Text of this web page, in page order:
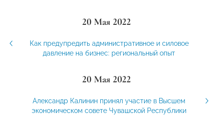
20 Мая 2022
Как предупредить административное и силовое
давление на бизнес: региональный опыт
20 Мая 2022
Александр Калинин принял участие в Высшем
экономическом совете Чувашской Республики